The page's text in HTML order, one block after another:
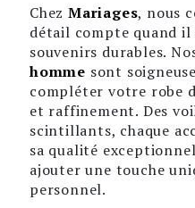
Chez Mariages, nous
détail compte quand il
souvenirs durables.
homme sont
compléter votre robe
et raffinement. Des
scintillants, chaque
sa qualité
ajouter une touche
personnel.